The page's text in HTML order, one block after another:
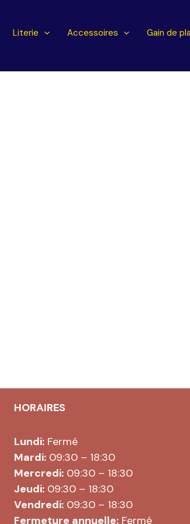
Literie Accessoires Gain de
HORAIRES
Lundi: Fermé
Mardi: 09:30 – 18:30
Mercredi: 09:30 – 18:30
Jeudi: 09:30 – 18:30
Vendredi: 09:30 – 18:30
Fermeture annuelle: Fermé